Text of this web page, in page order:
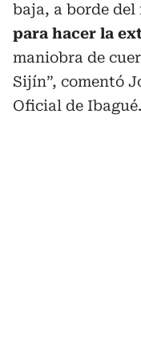
baja, a borde del
para hacer la
maniobra de
Sijín”, comentó
Oficial de Ibagué.